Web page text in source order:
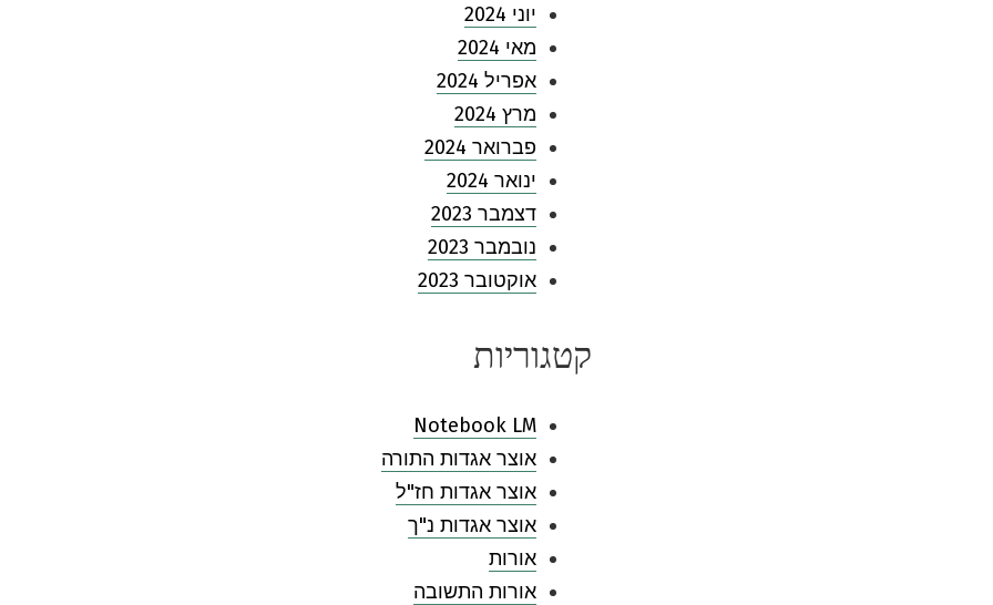
יוני 2024
מאי 2024
אפריל 2024
מרץ 2024
פברואר 2024
ינואר 2024
דצמבר 2023
נובמבר 2023
אוקטובר 2023
קטגוריות
Notebook LM
אוצר אגדות התורה
אוצר אגדות חז"ל
אוצר אגדות נ"ך
אורות
אורות התשובה